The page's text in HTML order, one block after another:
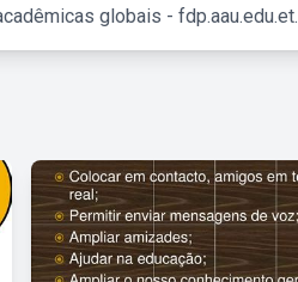
globais - fdp.aau.edu.et.